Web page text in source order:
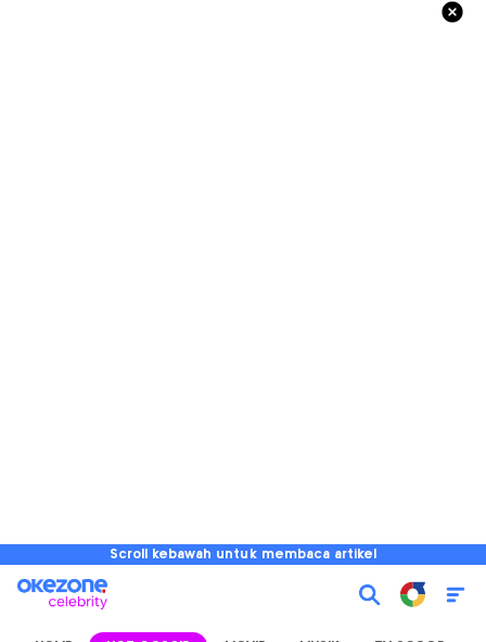
Scroll kebawah untuk membaca artikel